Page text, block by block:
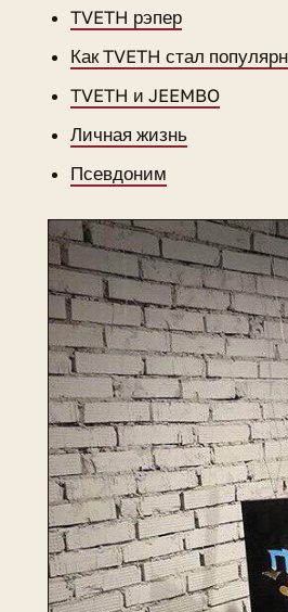
TVETH рэпер
Как TVETH стал
TVETH и JEEMBO
Личная жизнь
Псевдоним